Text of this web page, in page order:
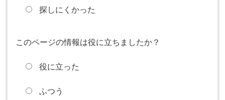
探しにくかった
このページの情報は役に立ちましたか？
役に立った
ふつう